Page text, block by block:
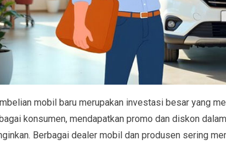
mobil baru merupakan investasi besar yang
konsumen, mendapatkan promo dan diskon
Berbagai dealer mobil dan produsen sering